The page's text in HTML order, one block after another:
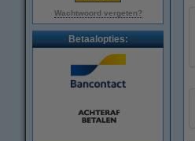
Wachtwoord vergeten?
Betaalopties: